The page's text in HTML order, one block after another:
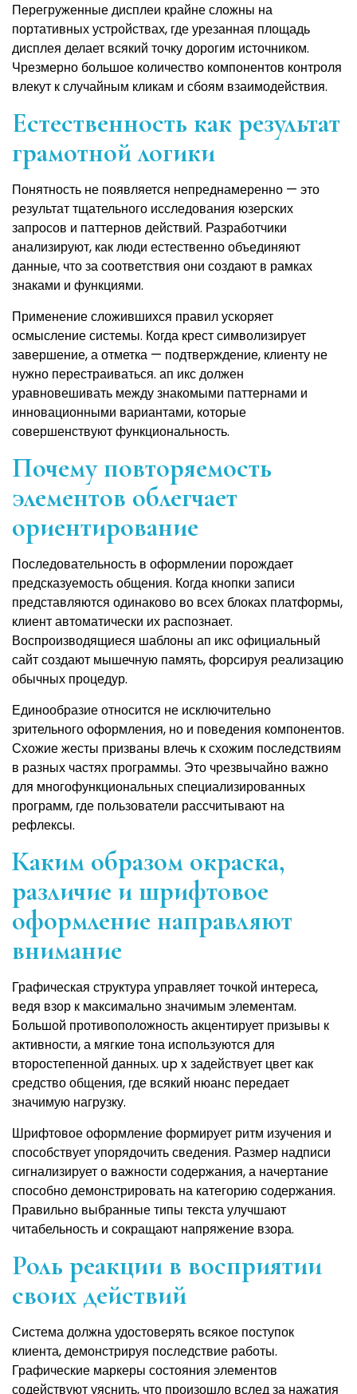
Перегруженные дисплеи крайне сложны на
портативных устройствах, где урезанная площадь
дисплея делает всякий точку дорогим источником.
Чрезмерно большое количество компонентов контроля
влекут к случайным кликам и сбоям взаимодействия.
Естественность как результат
грамотной логики
Понятность не появляется непреднамеренно — это
результат тщательного исследования юзерских
запросов и паттернов действий. Разработчики
анализируют, как люди естественно объединяют
данные, что за соответствия они создают в рамках
знаками и функциями.
Применение сложившихся правил ускоряет
осмысление системы. Когда крест символизирует
завершение, а отметка — подтверждение, клиенту не
нужно перестраиваться. ап икс должен
уравновешивать между знакомыми паттернами и
инновационными вариантами, которые
совершенствуют функциональность.
Почему повторяемость
элементов облегчает
ориентирование
Последовательность в оформлении порождает
предсказуемость общения. Когда кнопки записи
представляются одинаково во всех блоках платформы,
клиент автоматически их распознает.
Воспроизводящиеся шаблоны ап икс официальный
сайт создают мышечную память, форсируя реализацию
обычных процедур.
Единообразие относится не исключительно
зрительного оформления, но и поведения компонентов.
Схожие жесты призваны влечь к схожим последствиям
в разных частях программы. Это чрезвычайно важно
для многофункциональных специализированных
программ, где пользователи рассчитывают на
рефлексы.
Каким образом окраска,
различие и шрифтовое
оформление направляют
внимание
Графическая структура управляет точкой интереса,
ведя взор к максимально значимым элементам.
Большой противоположность акцентирует призывы к
активности, а мягкие тона используются для
второстепенной данных. up x задействует цвет как
средство общения, где всякий нюанс передает
значимую нагрузку.
Шрифтовое оформление формирует ритм изучения и
способствует упорядочить сведения. Размер надписи
сигнализирует о важности содержания, а начертание
способно демонстрировать на категорию содержания.
Правильно выбранные типы текста улучшают
читабельность и сокращают напряжение взора.
Роль реакции в восприятии
своих действий
Система должна удостоверять всякое поступок
клиента, демонстрируя последствие работы.
Графические маркеры состояния элементов
содействуют уяснить, что произошло вслед за нажатия